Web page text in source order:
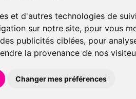
et d'autres technologies de
sur notre site, pour vous
publicités ciblées, pour
la provenance de nos
Changer mes préférences
orthopédiques, homéopathiques,
en pharmacie, parapharmacie,